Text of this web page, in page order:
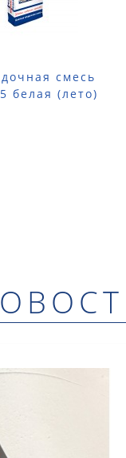
смесь
белая (лето)